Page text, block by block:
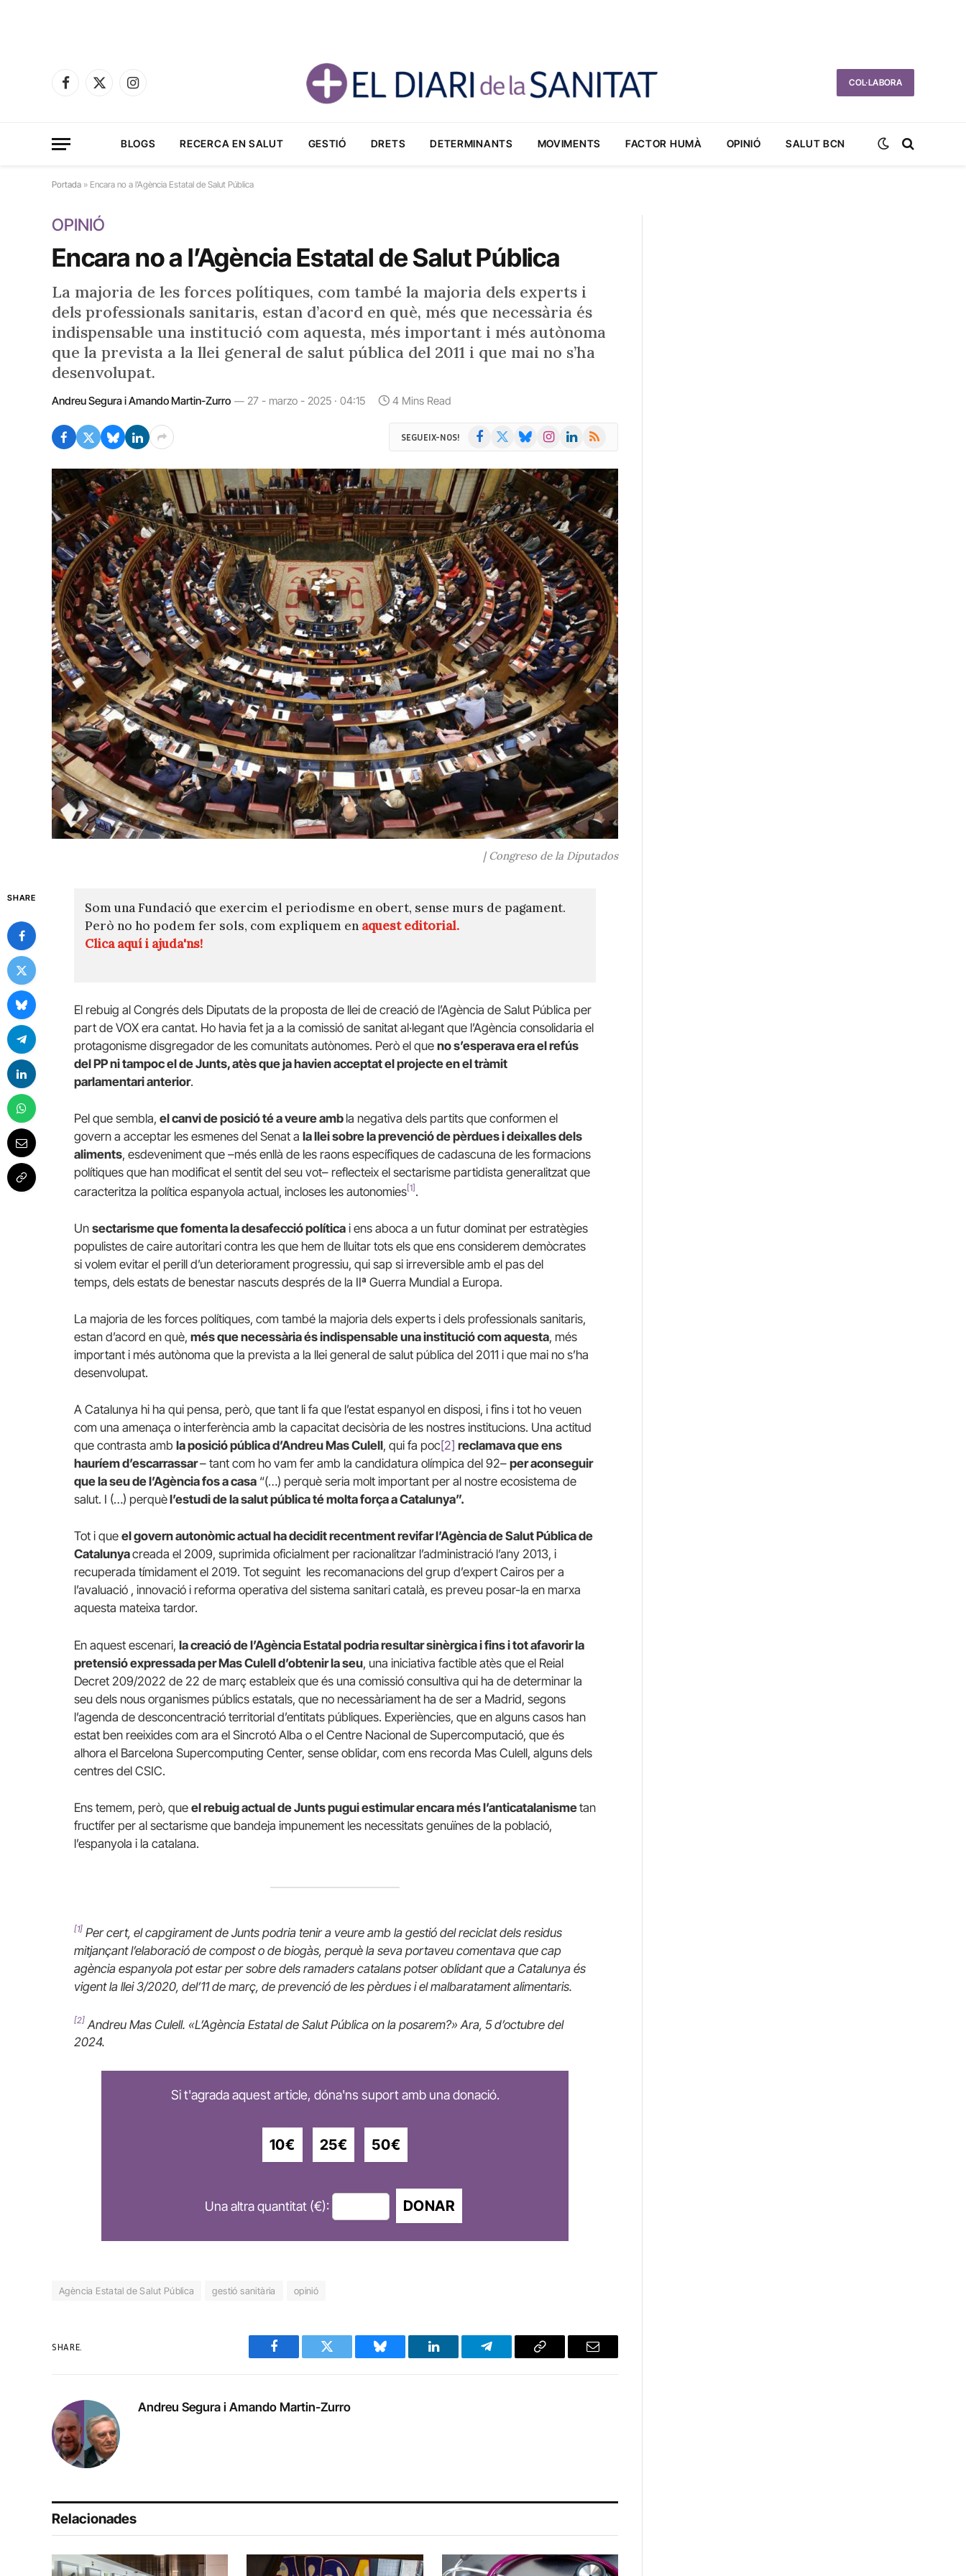
Facebook
X
Instagram
COL·LABORA
BLOGS RECERCA EN SALUT GESTIÓ DRETS DETERMINANTS MOVIMENTS FACTOR HUMÀ OPINIÓ SALUT BCN
Portada » Encara no a l’Agència Estatal de Salut Pública
OPINIÓ
Encara no a l’Agència Estatal de Salut Pública
La majoria de les forces polítiques, com també la majoria dels experts i
dels professionals sanitaris, estan d’acord en què, més que necessària és
indispensable una institució com aquesta, més important i més autònoma
que la prevista a la llei general de salut pública del 2011 i que mai no s’ha
desenvolupat.
Andreu Segura i Amando Martin-Zurro 27 - marzo - 2025 · 04:15 4 Mins Read
SEGUEIX-NOS! Facebook BlueskyInstagramLinkedIn
RSS
| Congreso de la Diputados
SHARE
Som una Fundació que exercim el periodisme en obert, sense murs de pagament.
Però no ho podem fer sols, com expliquem en aquest editorial.
Clica aquí i ajuda'ns!
El rebuig al Congrés dels Diputats de la proposta de llei de creació de l’Agència de Salut Pública per
part de VOX era cantat. Ho havia fet ja a la comissió de sanitat al·legant que l’Agència consolidaria el
protagonisme disgregador de les comunitats autònomes. Però el que no s’esperava era el refús
del PP ni tampoc el de Junts, atès que ja havien acceptat el projecte en el tràmit
parlamentari anterior.
Pel que sembla, el canvi de posició té a veure amb la negativa dels partits que conformen el
govern a acceptar les esmenes del Senat a la llei sobre la prevenció de pèrdues i deixalles dels
aliments, esdeveniment que –més enllà de les raons específiques de cadascuna de les formacions
polítiques que han modificat el sentit del seu vot– reflecteix el sectarisme partidista generalitzat que
caracteritza la política espanyola actual, incloses les autonomies[1] .
Un sectarisme que fomenta la desafecció política i ens aboca a un futur dominat per estratègies
populistes de caire autoritari contra les que hem de lluitar tots els que ens considerem demòcrates
si volem evitar el perill d’un deteriorament progressiu, qui sap si irreversible amb el pas del
temps, dels estats de benestar nascuts després de la IIª Guerra Mundial a Europa.
La majoria de les forces polítiques, com també la majoria dels experts i dels professionals sanitaris,
estan d’acord en què, més que necessària és indispensable una institució com aquesta, més
important i més autònoma que la prevista a la llei general de salut pública del 2011 i que mai no s’ha
desenvolupat.
A Catalunya hi ha qui pensa, però, que tant li fa que l’estat espanyol en disposi, i fins i tot ho veuen
com una amenaça o interferència amb la capacitat decisòria de les nostres institucions. Una actitud
que contrasta amb la posició pública d’Andreu Mas Culell, qui fa poc[2] reclamava que ens
hauríem d’escarrassar– tant com ho vam fer amb la candidatura olímpica del 92– per aconseguir
que la seu de l’Agència fos a casa “(…) perquè seria molt important per al nostre ecosistema de
salut. I (…) perquèl’estudi de la salut pública té molta força a Catalunya”.
Tot i que el govern autonòmic actual ha decidit recentment revifar l’Agència de Salut Pública de
Catalunyacreada el 2009, suprimida oficialment per racionalitzar l’administració l’any 2013, i
recuperada tímidament el 2019. Tot seguint les recomanacions del grup d’expert Cairos per a
l’avaluació , innovació i reforma operativa del sistema sanitari català, es preveu posar-la en marxa
aquesta mateixa tardor.
En aquest escenari, la creació de l’Agència Estatal podria resultar sinèrgica i fins i tot afavorir la
pretensió expressada per Mas Culell d’obtenir la seu, una iniciativa factible atès que el Reial
Decret 209/2022 de 22 de març estableix que és una comissió consultiva qui ha de determinar la
seu dels nous organismes públics estatals, que no necessàriament ha de ser a Madrid, segons
l’agenda de desconcentració territorial d’entitats públiques. Experiències, que en alguns casos han
estat ben reeixides com ara el Sincrotó Alba o el Centre Nacional de Supercomputació, que és
alhora el Barcelona Supercomputing Center, sense oblidar, com ens recorda Mas Culell, alguns dels
centres del CSIC.
Ens temem, però, que el rebuig actual de Junts pugui estimular encara més l’anticatalanismetan
fructífer per al sectarisme que bandeja impunement les necessitats genuïnes de la població,
l’espanyola i la catalana.
[1] Per cert, el capgirament de Junts podria tenir a veure amb la gestió del reciclat dels residus
mitjançant l’elaboració de compost o de biogàs, perquè la seva portaveu comentava que cap
agència espanyola pot estar per sobre dels ramaders catalans potser oblidant que a Catalunya és
vigent la llei 3/2020, del’11 de març, de prevenció de les pèrdues i el malbaratament alimentaris.
[2] Andreu Mas Culell. «L’Agència Estatal de Salut Pública on la posarem?» Ara, 5 d’octubre del
2024.
Si t'agrada aquest article, dóna'ns suport amb una donació.
10€ 25€ 50€
Una altra quantitat (€): DONAR
Agència Estatal de Salut Pública gestió sanitària opinió
SHARE.
Facebook Twitter Bluesky LinkedIn Telegram Copy
Email
Andreu Segura i Amando Martin-Zurro
Relacionades